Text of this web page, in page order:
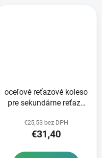
oceľové reťazové koleso
pre sekundárne reťaze
zubov
€25,53 bez DPH
€31,40